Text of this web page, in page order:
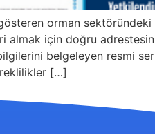
orman
almak için doğru
belgeleyen resmi
[…]